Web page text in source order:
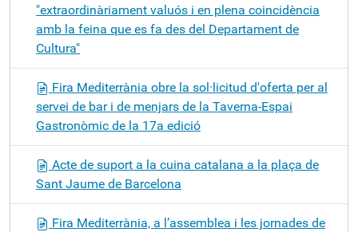
"extraordinàriament valuós i en plena coincidència
amb la feina que es fa des del Departament de
Cultura"
Fira Mediterrània obre la sol·licitud d'oferta per al
servei de bar i de menjars de la Taverna-Espai
Gastronòmic de la 17a edició
Acte de suport a la cuina catalana a la plaça de
Sant Jaume de Barcelona
Fira Mediterrània, a l’assemblea i les jornades de